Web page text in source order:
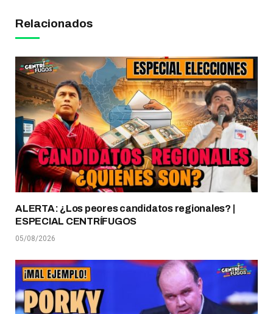
Relacionados
ALERTA: ¿Los peores candidatos regionales? |
ESPECIAL CENTRÍFUGOS
05/08/2026